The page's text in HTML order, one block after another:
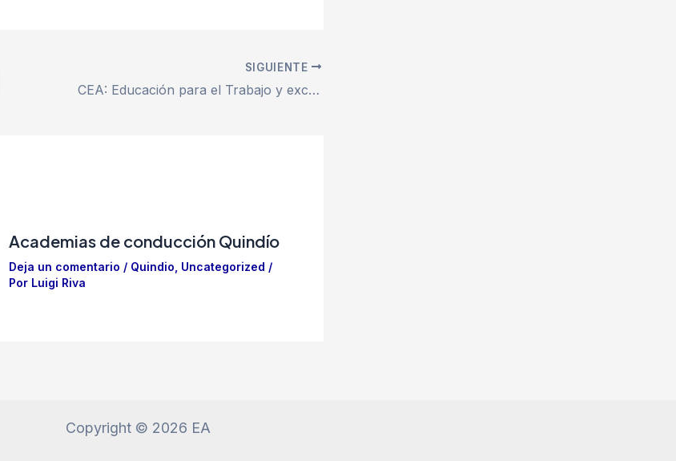
SIGUIENTE
CEA: Educación para el Trabajo y excluidos de IVA 2025
Academias de conducción Quindío
Deja un comentario / Quindio Uncategorized /
Por Luigi Riva
Copyright © 2026 EA